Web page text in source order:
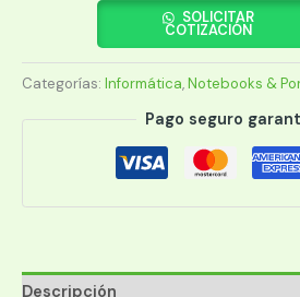
OLED
UX3405MA-
SOLICITAR
COTIZACIÓN
Categorías: Informática,Notebooks &
Pago seguro
Descripción